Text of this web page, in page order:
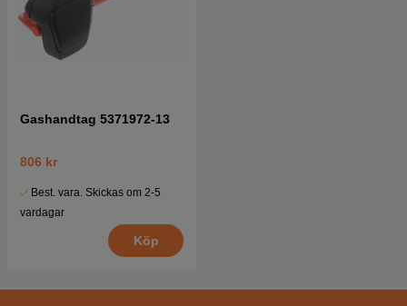
Gashandtag 5371972-13
806 kr
Best. vara. Skickas om 2-5
vardagar
Köp